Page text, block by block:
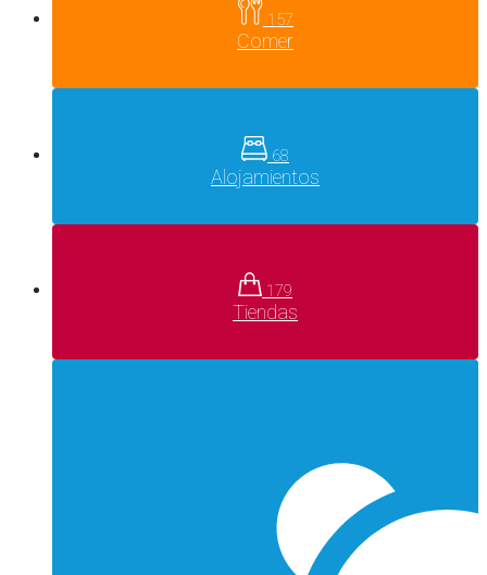
157
Comer
68
Alojamientos
179
Tiendas